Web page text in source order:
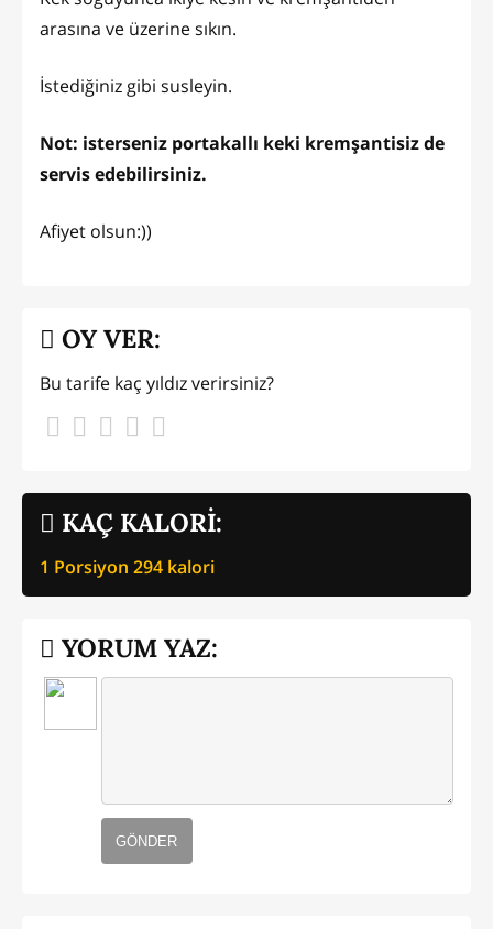
arasına ve üzerine sıkın.
İstediğiniz gibi susleyin.
Not: isterseniz portakallı keki kremşantisiz de
servis edebilirsiniz.
Afiyet olsun:))
KAÇ KALORİ:
1 Porsiyon 294 kalori
OY VER:
Bu tarife kaç yıldız verirsiniz?
YORUM YAZ:
GÖNDER